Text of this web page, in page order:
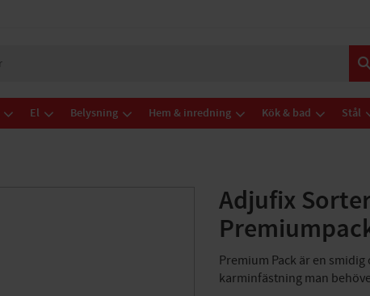
El Belysning Hem & inredning Kök & bad Stål
Adjufix
Premium Pack är en
karminfästning man